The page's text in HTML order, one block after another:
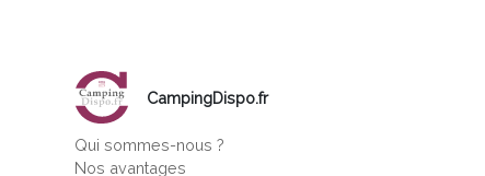
CampingDispo.fr
Qui sommes-nous ?
Nos avantages